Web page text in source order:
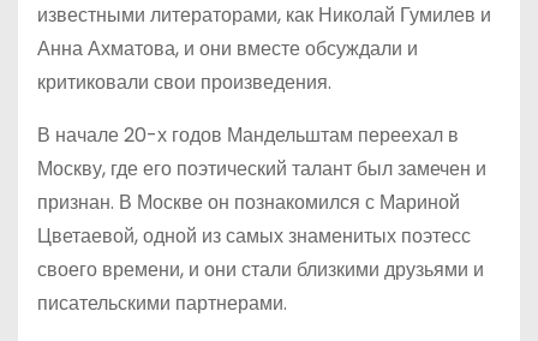
известными литераторами, как Николай Гумилев и
Анна Ахматова, и они вместе обсуждали и
критиковали свои произведения.
В начале 20-х годов Мандельштам переехал в
Москву, где его поэтический талант был замечен и
признан. В Москве он познакомился с Мариной
Цветаевой, одной из самых знаменитых поэтесс
своего времени, и они стали близкими друзьями и
писательскими партнерами.